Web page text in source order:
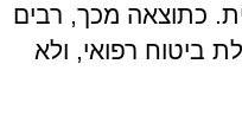
כתוצאה מכך, רבים
ביטוח רפואי, ולא